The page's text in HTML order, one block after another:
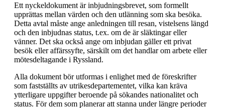
Ett nyckeldokument är inbjudningsbrevet, som formellt
upprättas mellan värden och den utlänning som ska besöka.
Detta avtal måste ange anledningen till resan, vistelsens längd
och den inbjudnas status, t.ex. om de är släktingar eller
vänner. Det ska också ange om inbjudan gäller ett privat
besök eller affärssyfte, särskilt om det handlar om arbete eller
mötesdeltagande i Ryssland.
Alla dokument bör utformas i enlighet med de föreskrifter
som fastställts av utrikesdepartementet, vilka kan kräva
ytterligare uppgifter beroende på sökandes nationalitet och
status. För dem som planerar att stanna under längre perioder